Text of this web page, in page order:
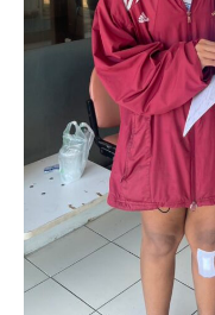
ส่วน
ภายนอก